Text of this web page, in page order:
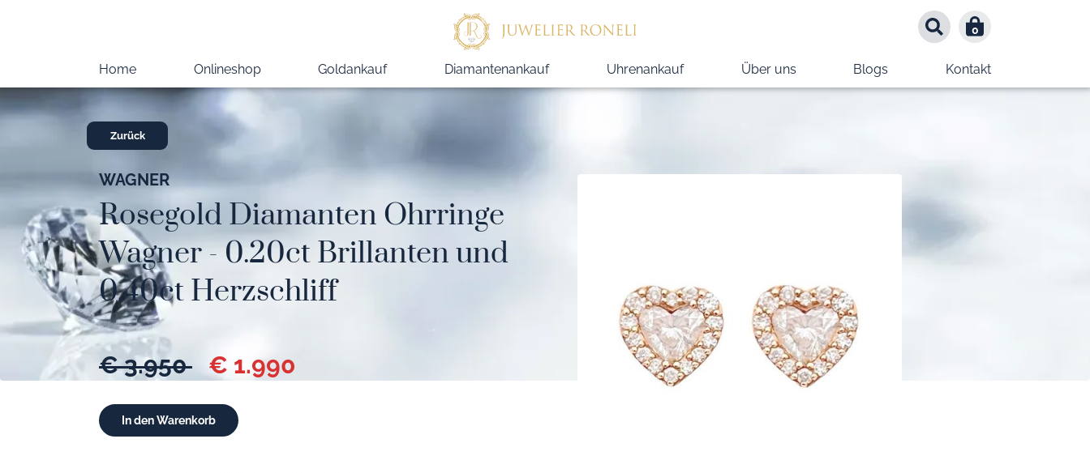
0
Home Onlineshop Goldankauf Diamantenankauf Uhrenankauf Über uns Blogs Kontakt
Zurück
WAGNER
Rosegold Diamanten Ohrringe
Wagner - 0.20ct Brillanten und
0.40ct Herzschliff
€ 3.950 € 1.990